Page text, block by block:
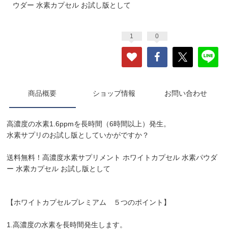
ウダー 水素カプセル お試し版として
1 0
商品概要 ショップ情報 お問い合わせ
高濃度の水素1.6ppmを長時間（6時間以上）発生。
水素サプリのお試し版としていかがですか？
送料無料！高濃度水素サプリメント ホワイトカプセル 水素パウダ
ー 水素カプセル お試し版として
【ホワイトカプセルプレミアム ５つのポイント】
1.高濃度の水素を長時間発生します。